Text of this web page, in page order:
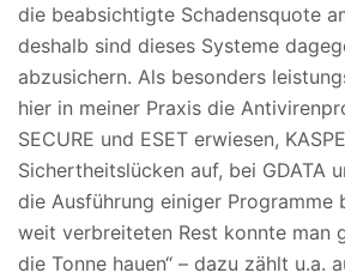
die beabsichtigte Schadensquote
deshalb sind dieses Systeme
abzusichern. Als besonders
hier in meiner Praxis die
SECURE und ESET erwiesen,
Sichertheitslücken auf, bei GDATA
die Ausführung einiger Programme
weit verbreiteten Rest konnte man
die Tonne hauen“ – dazu zählt u.a.